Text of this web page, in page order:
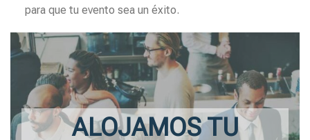
para que tu evento sea un éxito.
ALOJAMOS TU